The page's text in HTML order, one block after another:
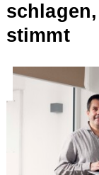
stimmt